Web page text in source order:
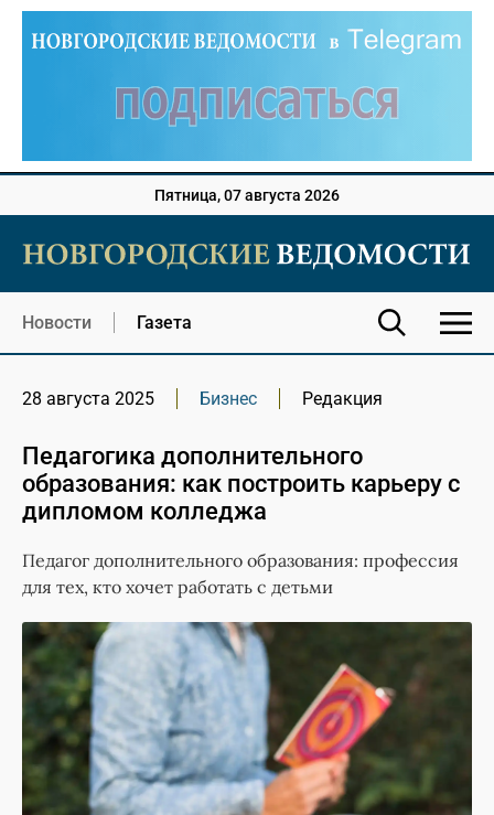
Пятница, 07 августа 2026
Новости Газета
28 августа 2025 Бизнес Редакция
Педагогика дополнительного
образования: как построить карьеру с
дипломом колледжа
Педагог дополнительного образования: профессия
для тех, кто хочет работать с детьми